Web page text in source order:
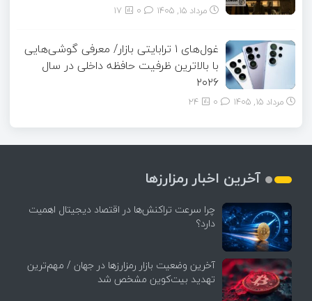
مرداد ۱۵, ۱۴۰۵ 17
غول‌های ۱ ترابایتی بازار/ معرفی گوشی‌هایی
با بالاترین ظرفیت حافظه داخلی در سال
۲۰۲۶
مرداد ۱۵, ۱۴۰۵ 24
آخرین اخبار رمزارزها
چرا سرعت تراکنش‌ها در اقتصاد دیجیتال اهمیت
دارد؟
آخرین وضعیت بازار رمزارزها در جهان / مهم‌ترین
تهدید بیت‌کوین مشخص شد